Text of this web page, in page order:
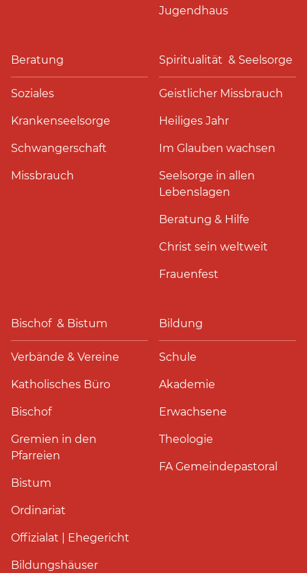
Jugendhaus
Beratung
Soziales
Krankenseelsorge
Schwangerschaft
Missbrauch
Spiritualität & Seelsorge
Geistlicher Missbrauch
Heiliges Jahr
Im Glauben wachsen
Seelsorge in allen
Lebenslagen
Beratung & Hilfe
Christ sein weltweit
Frauenfest
Bischof & Bistum
Verbände & Vereine
Katholisches Büro
Bischof
Gremien in den
Pfarreien
Bistum
Ordinariat
Offizialat | Ehegericht
Bildungshäuser
Bildung
Schule
Akademie
Erwachsene
Theologie
FA Gemeindepastoral